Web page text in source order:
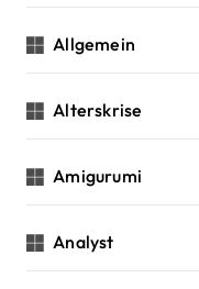
i
o
n
Allgemein
Alterskrise
Amigurumi
Analyst